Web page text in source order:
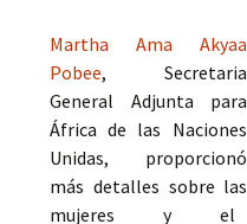
Martha Ama Akyaa
Pobee, Secretaria
General Adjunta para
África de las Naciones
Unidas, proporcionó
más detalles sobre las
mujeres y el